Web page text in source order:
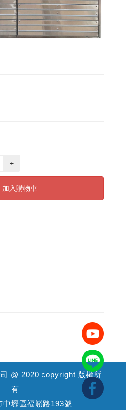
+
加入購物車
@ 2020 copyright 版權所
有
中壢區福嶺路193號